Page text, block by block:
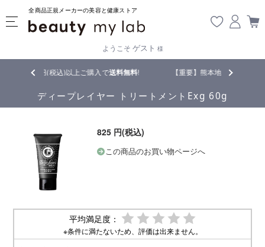
全商品正規メーカーの美容と健康ストア
ようこそ ゲスト 様
)以上ご購入で送料無料! 【重要】熊本地震の影響により遅延が生じてお
ディープレイヤー トリートメントExg 60g
825 円(税込)
この商品のお買い物ページへ
平均満足度：
※条件に満たないため、評価は出来ません。